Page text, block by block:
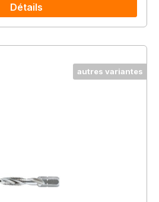
Détails
autres variantes